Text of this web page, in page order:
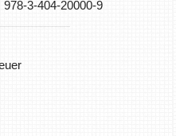
978-3-404-20000-9